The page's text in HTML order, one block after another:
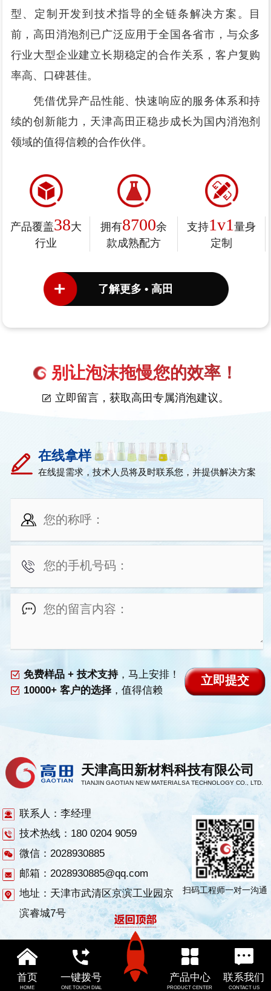
型、定制开发到技术指导的全链条解决方案。目
前，高田消泡剂已广泛应用于全国各省市，与众多
行业大型企业建立长期稳定的合作关系，客户复购
率高、口碑甚佳。
凭借优异产品性能、快速响应的服务体系和持
续的创新能力，天津高田正稳步成长为国内消泡剂
领域的值得信赖的合作伙伴。
产品覆盖38大
行业
拥有8700余
款成熟配方
支持1v1量身
定制
了解更多 • 高田
别让泡沫拖慢您的效率！
立即留言，获取高田专属消泡建议。
在线拿样
在线提需求，技术人员将及时联系您，并提供解决方案
免费样品 + 技术支持，马上安排！
10000+ 客户的选择，值得信赖
天津高田新材料科技有限公司
TIANJIN GAOTIAN NEW MATERIALSA TECHNOLOGY CO., LTD.
联系人：李经理
技术热线：180 0204 9059
微信：2028930885
邮箱：2028930885@qq.com
地址：天津市武清区京滨工业园京
滨睿城7号
扫码工程师一对一沟通
首页
HOME
一键拨号
ONE TOUCH DIAL
产品中心
PRODUCT CENTER
联系我们
CONTACT US